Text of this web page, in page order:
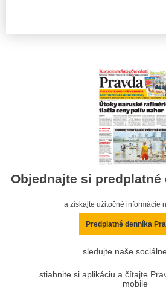
Objednajte si predplatné
a získajte užitočné informácie
Predplatné denníka
sledujte naše
stiahnite si aplikáciu a čítajte
mobile